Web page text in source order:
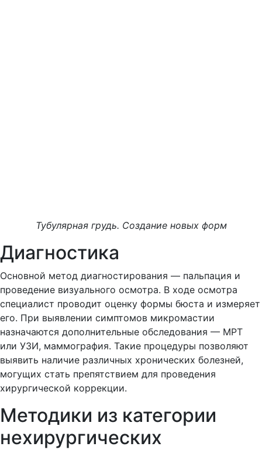
Тубулярная грудь. Создание новых форм
Диагностика
Основной метод диагностирования — пальпация и
проведение визуального осмотра. В ходе осмотра
специалист проводит оценку формы бюста и измеряет
его. При выявлении симптомов микромастии
назначаются дополнительные обследования — МРТ
или УЗИ, маммография. Такие процедуры позволяют
выявить наличие различных хронических болезней,
могущих стать препятствием для проведения
хирургической коррекции.
Методики из категории
нехирургических